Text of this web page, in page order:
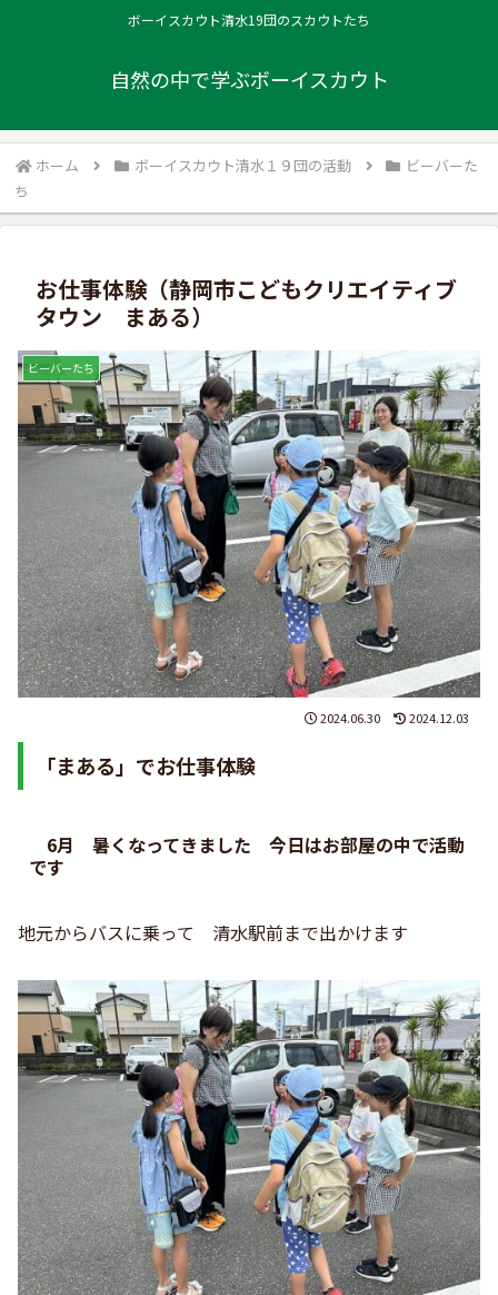
ボーイスカウト清水19団のスカウトたち
自然の中で学ぶボーイスカウト
ホーム ボーイスカウト清水１９団の活動
ビーバーた
ち
お仕事体験（静岡市こどもクリエイティブ
タウン まある）
ビーバーたち
2024.06.30 2024.12.03
「まある」でお仕事体験
6月 暑くなってきました 今日はお部屋の中で活動
です
地元からバスに乗って 清水駅前まで出かけます